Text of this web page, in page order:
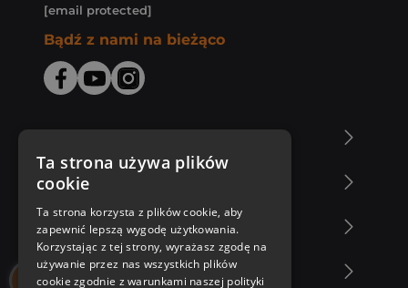
[email protected]
Bądź z nami na bieżąco
Zakupy u nas
Nasza oferta
Nasi autorzy
Ta strona używa plików
cookie
Ta strona korzysta z plików cookie, aby
zapewnić lepszą wygodę użytkowania.
Korzystając z tej strony, wyrażasz zgodę na
używanie przez nas wszystkich plików
cookie zgodnie z warunkami naszej polityki